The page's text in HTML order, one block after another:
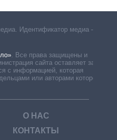
Идентификатор медиа –
Все права защищены и
сайта оставляет за
с информацией, которая
или авторами которой
О НАС
КОНТАКТЫ